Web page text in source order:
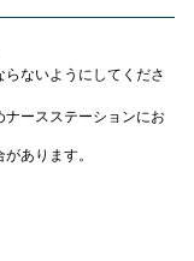
ないようにしてくださ
ースステーションにお
あります。